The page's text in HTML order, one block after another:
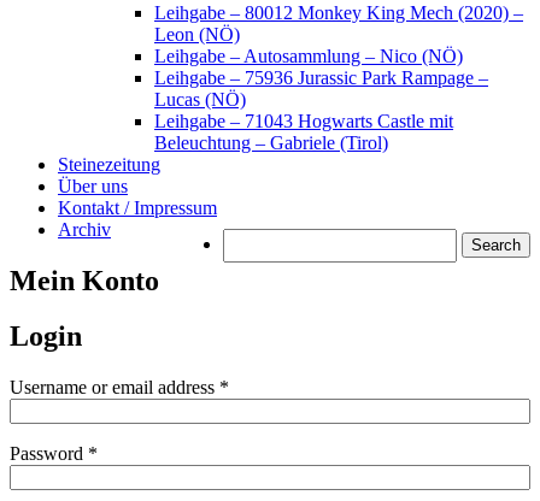
Leihgabe – 80012 Monkey King Mech (2020) –
Leon (NÖ)
Leihgabe – Autosammlung – Nico (NÖ)
Leihgabe – 75936 Jurassic Park Rampage –
Lucas (NÖ)
Leihgabe – 71043 Hogwarts Castle mit
Beleuchtung – Gabriele (Tirol)
Steinezeitung
Über uns
Kontakt / Impressum
Archiv
Mein Konto
Login
Username or email address *
Password *